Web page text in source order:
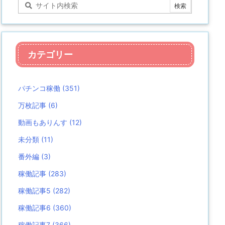
カテゴリー
パチンコ稼働 (351)
万枚記事 (6)
動画もありんす (12)
未分類 (11)
番外編 (3)
稼働記事 (283)
稼働記事5 (282)
稼働記事6 (360)